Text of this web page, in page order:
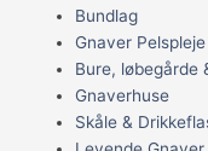
Bundlag
Gnaver Pelspleje
Bure, løbegårde
Gnaverhuse
Skåle &